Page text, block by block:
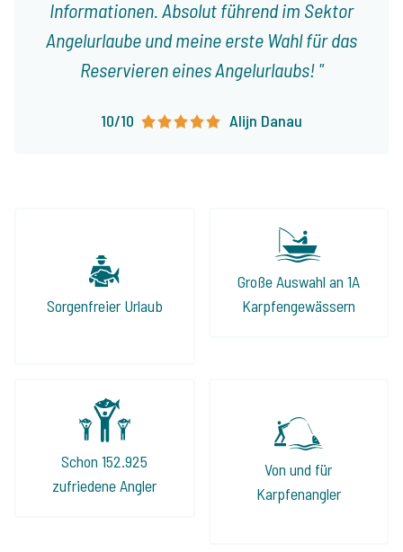
Informationen. Absolut führend im Sektor
Angelurlaube und meine erste Wahl für das
Reservieren eines Angelurlaubs!
10/10 Alijn Danau
Sorgenfreier Urlaub
Große Auswahl an 1A
Karpfengewässern
Schon 152.925
zufriedene Angler
Von und für
Karpfenangler